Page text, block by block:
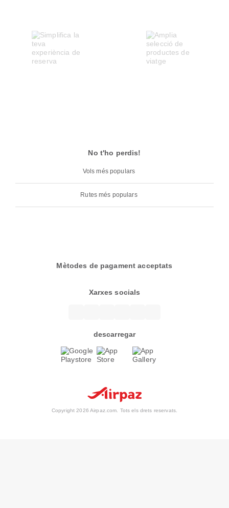
No t'ho perdis!
Vols més populars
Rutes més populars
Mètodes de pagament acceptats
Xarxes socials
descarregar
Copyright 2026 Airpaz.com. Tots els drets reservats.